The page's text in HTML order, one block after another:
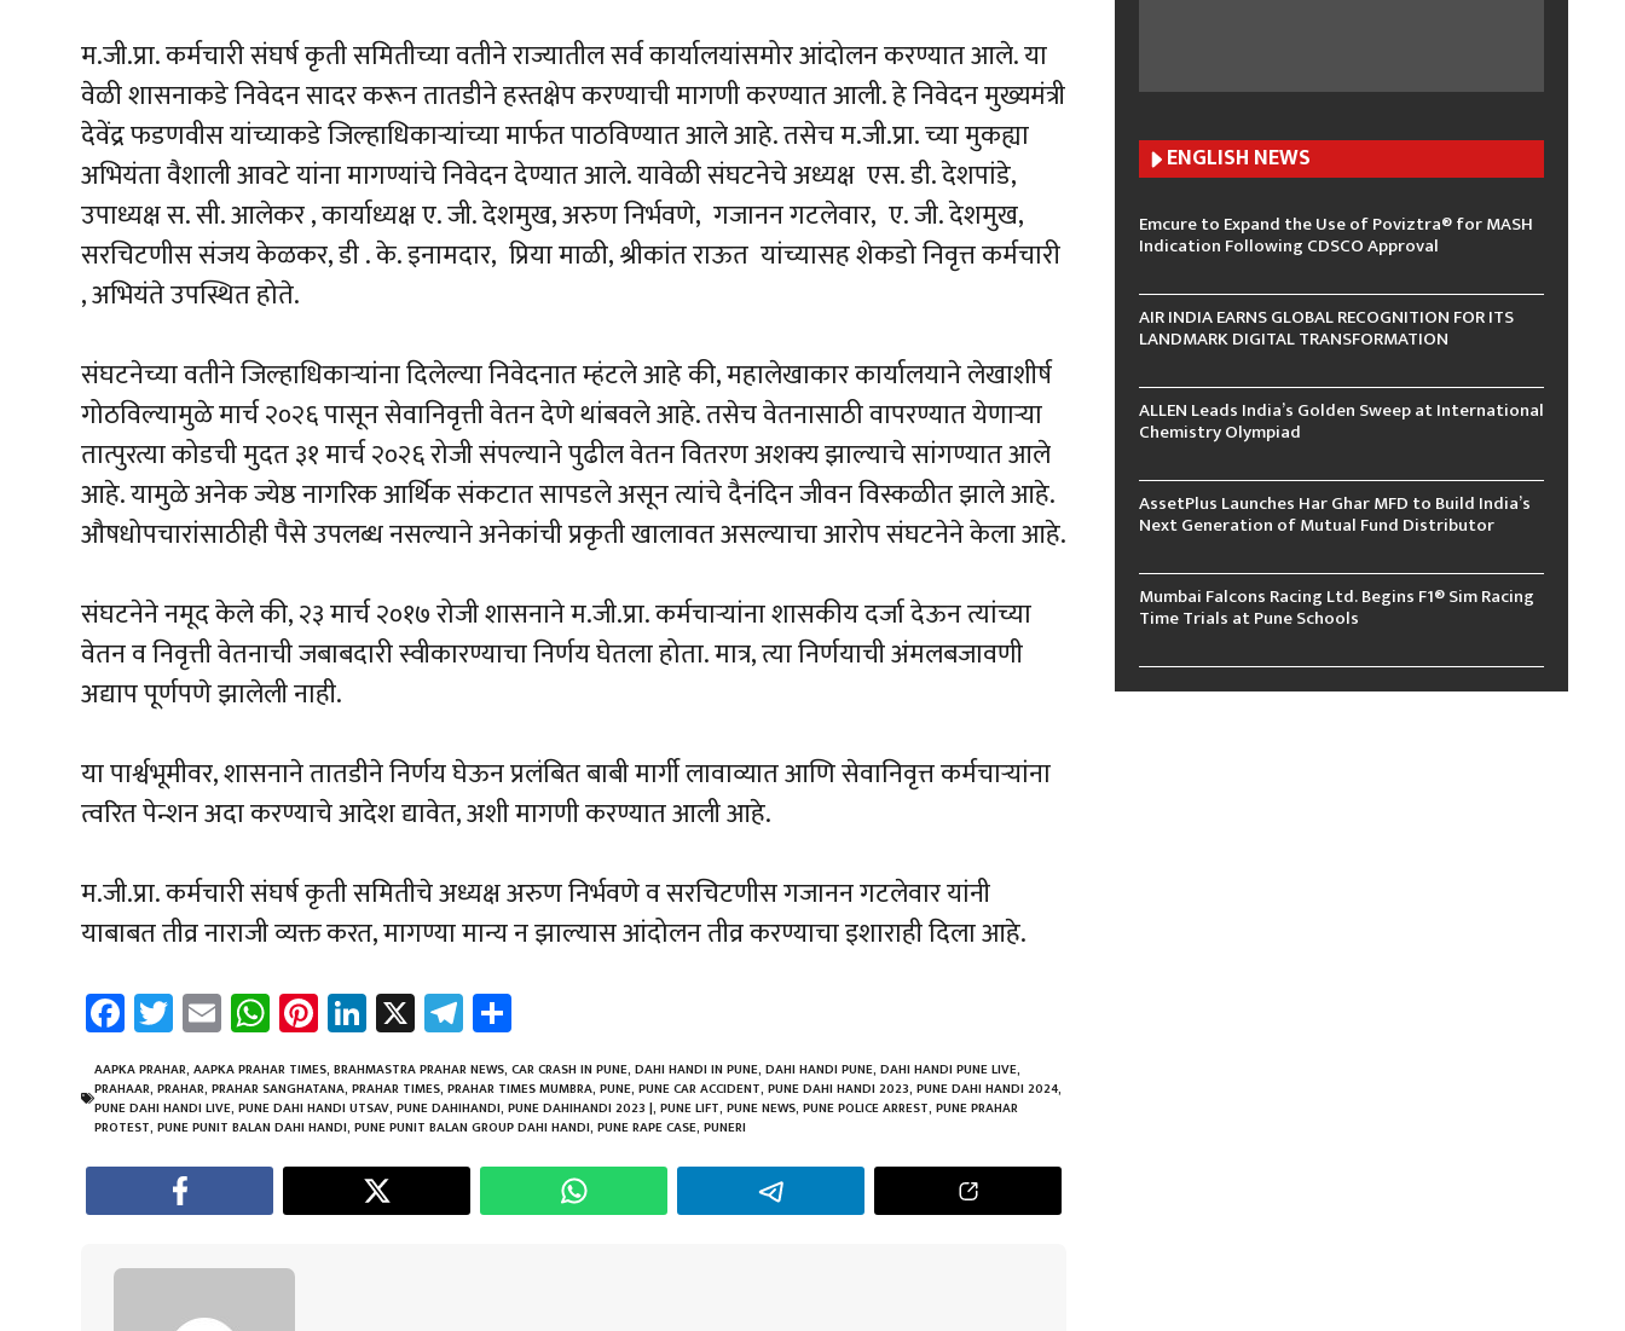
म.जी.प्रा. कर्मचारी संघर्ष कृती समितीच्या वतीने राज्यातील सर्व कार्यालयांसमोर आंदोलन करण्यात आले. या
वेळी शासनाकडे निवेदन सादर करून तातडीने हस्तक्षेप करण्याची मागणी करण्यात आली. हे निवेदन मुख्यमंत्री
देवेंद्र फडणवीस यांच्याकडे जिल्हाधिकाऱ्यांच्या मार्फत पाठविण्यात आले आहे. तसेच म.जी.प्रा. च्या मुकह्या
अभियंता वैशाली आवटे यांना मागण्यांचे निवेदन देण्यात आले. यावेळी संघटनेचे अध्यक्ष एस. डी. देशपांडे,
उपाध्यक्ष स. सी. आलेकर , कार्याध्यक्ष ए. जी. देशमुख, अरुण निर्भवणे, गजानन गटलेवार, ए. जी. देशमुख,
सरचिटणीस संजय केळकर, डी . के. इनामदार, प्रिया माळी, श्रीकांत राऊत यांच्यासह शेकडो निवृत्त कर्मचारी
, अभियंते उपस्थित होते.
संघटनेच्या वतीने जिल्हाधिकाऱ्यांना दिलेल्या निवेदनात म्हंटले आहे की, महालेखाकार कार्यालयाने लेखाशीर्ष
गोठविल्यामुळे मार्च २०२६ पासून सेवानिवृत्ती वेतन देणे थांबवले आहे. तसेच वेतनासाठी वापरण्यात येणाऱ्या
तात्पुरत्या कोडची मुदत ३१ मार्च २०२६ रोजी संपल्याने पुढील वेतन वितरण अशक्य झाल्याचे सांगण्यात आले
आहे. यामुळे अनेक ज्येष्ठ नागरिक आर्थिक संकटात सापडले असून त्यांचे दैनंदिन जीवन विस्कळीत झाले आहे.
औषधोपचारांसाठीही पैसे उपलब्ध नसल्याने अनेकांची प्रकृती खालावत असल्याचा आरोप संघटनेने केला आहे.
संघटनेने नमूद केले की, २३ मार्च २०१७ रोजी शासनाने म.जी.प्रा. कर्मचाऱ्यांना शासकीय दर्जा देऊन त्यांच्या
वेतन व निवृत्ती वेतनाची जबाबदारी स्वीकारण्याचा निर्णय घेतला होता. मात्र, त्या निर्णयाची अंमलबजावणी
अद्याप पूर्णपणे झालेली नाही.
या पार्श्वभूमीवर, शासनाने तातडीने निर्णय घेऊन प्रलंबित बाबी मार्गी लावाव्यात आणि सेवानिवृत्त कर्मचाऱ्यांना
त्वरित पेन्शन अदा करण्याचे आदेश द्यावेत, अशी मागणी करण्यात आली आहे.
म.जी.प्रा. कर्मचारी संघर्ष कृती समितीचे अध्यक्ष अरुण निर्भवणे व सरचिटणीस गजानन गटलेवार यांनी
याबाबत तीव्र नाराजी व्यक्त करत, मागण्या मान्य न झाल्यास आंदोलन तीव्र करण्याचा इशाराही दिला आहे.
Fa
ce
b
o
ok
T
wi
tt
er
E
m
ail
W
h
at
sA
p
p
Pi
nt
er
es
t
Li
nk
e
dI
n
X Te
le
gr
a
m
ar
e
AAPKA PRAHAR, AAPKA PRAHAR TIMES, BRAHMASTRA PRAHAR NEWS, CAR CRASH IN PUNE, DAHI HANDI IN PUNE, DAHI HANDI PUNE, DAHI HANDI PUNE LIVE,
PRAHAAR, PRAHAR, PRAHAR SANGHATANA, PRAHAR TIMES, PRAHAR TIMES MUMBRA, PUNE, PUNE CAR ACCIDENT, PUNE DAHI HANDI 2023, PUNE DAHI HANDI 2024,
PUNE DAHI HANDI LIVE, PUNE DAHI HANDI UTSAV, PUNE DAHIHANDI, PUNE DAHIHANDI 2023 |, PUNE LIFT, PUNE NEWS, PUNE POLICE ARREST, PUNE PRAHAR
PROTEST, PUNE PUNIT BALAN DAHI HANDI, PUNE PUNIT BALAN GROUP DAHI HANDI, PUNE RAPE CASE, PUNERI
ENGLISH NEWS
Emcure to Expand the Use of Poviztra® for MASH
Indication Following CDSCO Approval
AIR INDIA EARNS GLOBAL RECOGNITION FOR ITS
LANDMARK DIGITAL TRANSFORMATION
ALLEN Leads India’s Golden Sweep at International
Chemistry Olympiad
AssetPlus Launches Har Ghar MFD to Build India’s
Next Generation of Mutual Fund Distributor
Mumbai Falcons Racing Ltd. Begins F1® Sim Racing
Time Trials at Pune Schools